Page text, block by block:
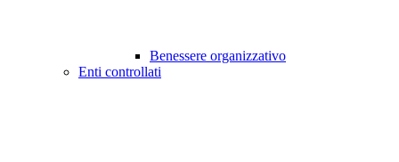
Benessere organizzativo
Enti controllati